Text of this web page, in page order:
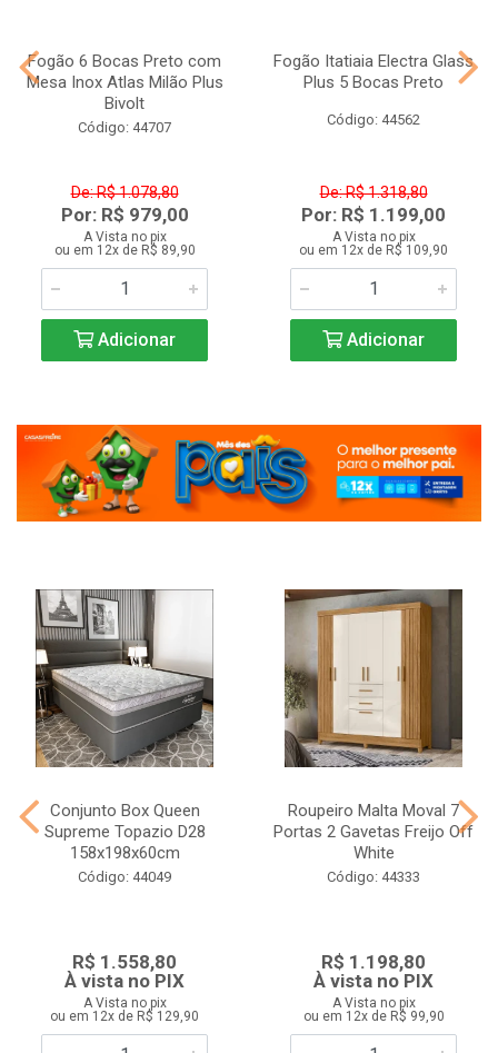
Fogão 6 Bocas Preto com
Mesa Inox Atlas Milão Plus
Bivolt
Código: 44707
De: R$ 1.078,80
Por: R$ 979,00
A Vista no pix
ou em 12x de R$ 89,90
Adicionar
Fogão Itatiaia Electra Glass
Plus 5 Bocas Preto
Código: 44562
De: R$ 1.318,80
Por: R$ 1.199,00
A Vista no pix
ou em 12x de R$ 109,90
Adicionar
Conjunto Box Queen
Supreme Topazio D28
158x198x60cm
Código: 44049
R$ 1.558,80
À vista no PIX
A Vista no pix
ou em 12x de R$ 129,90
Roupeiro Malta Moval 7
Portas 2 Gavetas Freijo Off
White
Código: 44333
R$ 1.198,80
À vista no PIX
A Vista no pix
ou em 12x de R$ 99,90